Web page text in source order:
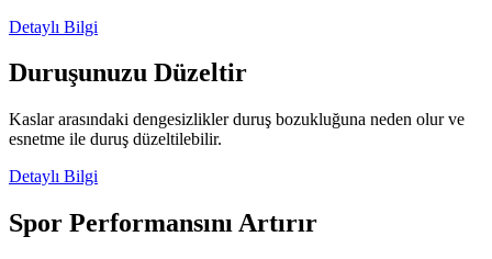
Detaylı Bilgi
Duruşunuzu Düzeltir
Kaslar arasındaki dengesizlikler duruş bozukluğuna neden olur ve
esnetme ile duruş düzeltilebilir.
Detaylı Bilgi
Spor Performansını Artırır